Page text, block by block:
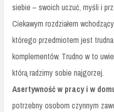
siebie – swoich uczuć, myśli i
Ciekawym rozdziałem
którego przedmiotem jest
komplementów. Trudno w to
którą radzimy sobie najgorzej.
Asertywność w pracy i w
potrzebny osobom czynnym